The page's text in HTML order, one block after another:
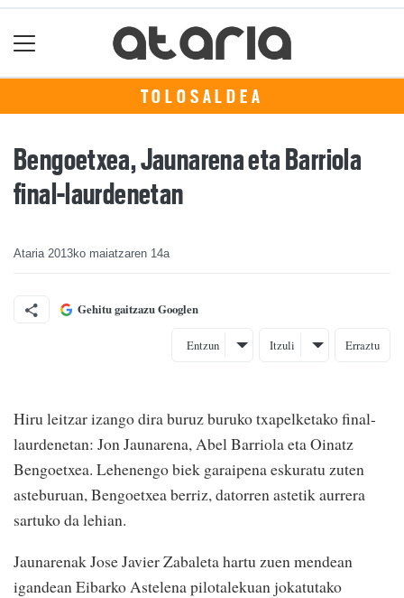
TOLOSALDEA
Bengoetxea, Jaunarena eta Barriola
final-laurdenetan
Ataria 2013ko maiatzaren 14a
Gehitu gaitzazu Googlen
Entzun Itzuli Erraztu
Hiru leitzar izango dira buruz buruko txapelketako final-
laurdenetan: Jon Jaunarena, Abel Barriola eta Oinatz
Bengoetxea. Lehenengo biek garaipena eskuratu zuten
asteburuan, Bengoetxea berriz, datorren astetik aurrera
sartuko da lehian.
Jaunarenak Jose Javier Zabaleta hartu zuen mendean
igandean Eibarko Astelena pilotalekuan jokatutako